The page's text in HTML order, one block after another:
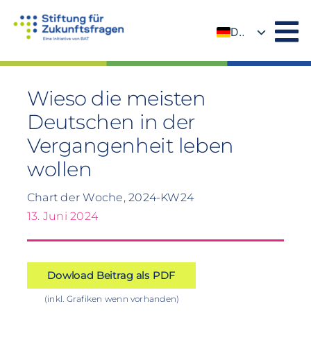
Inhalt
DE
Wieso die meisten
Deutschen in der
Vergangenheit leben
wollen
Chart der Woche, 2024-KW24
13. Juni 2024
Dowload Beitrag als PDF
(inkl. Grafiken wenn vorhanden)